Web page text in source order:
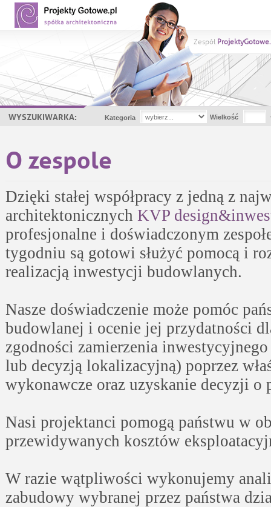
Zespół
WYSZUKIWARKA: Kategoria Wielkość
O zespole
Dzięki stałej współpracy z jedną z
architektonicznych KVP
profesjonalne i doświadczonym
tygodniu są gotowi służyć pomocą i
realizacją inwestycji budowlanych.
Nasze doświadczenie może pomóc
budowlanej i ocenie jej przydatności
zgodności zamierzenia
lub decyzją lokalizacyjną) poprzez
wykonawcze oraz uzyskanie decyzji o
Nasi projektanci pomogą państwu w
przewidywanych kosztów
W razie wątpliwości wykonujemy
zabudowy wybranej przez państwa